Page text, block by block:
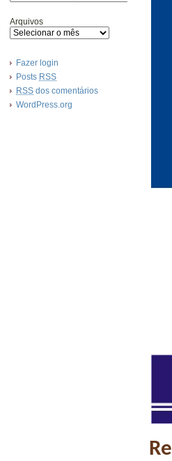
Arquivos
Fazer login
Posts RSS
RSS dos comentários
WordPress.org